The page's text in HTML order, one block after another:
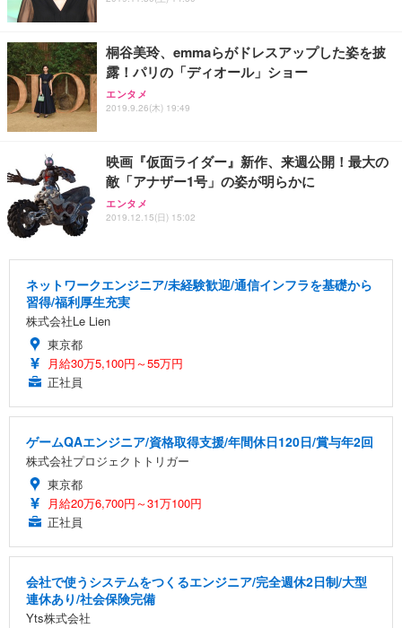
桐谷美玲、emmaらがドレスアップした姿を披
露！パリの「ディオール」ショー
エンタメ
2019.9.26(木) 19:49
映画『仮面ライダー』新作、来週公開！最大の
敵「アナザー1号」の姿が明らかに
エンタメ
2019.12.15(日) 15:02
ネットワークエンジニア/未経験歓迎/通信インフラを基礎から
習得/福利厚生充実
株式会社Le Lien
東京都
月給30万5,100円～55万円
正社員
ゲームQAエンジニア/資格取得支援/年間休日120日/賞与年2回
株式会社プロジェクトトリガー
東京都
月給20万6,700円～31万100円
正社員
会社で使うシステムをつくるエンジニア/完全週休2日制/大型
連休あり/社会保険完備
Yts株式会社